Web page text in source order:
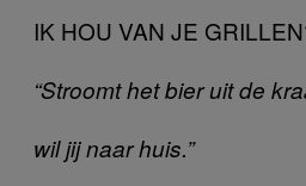
IK HOU VAN JE
“Stroomt het bier uit de
wil jij naar huis.”